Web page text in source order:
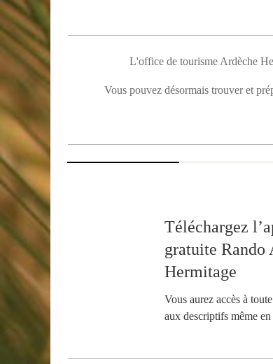
L'office de tourisme Ardèche
Vous pouvez désormais trouver et
Téléchargez
gratuite Rando
Hermitage
Vous aurez accès à
aux descriptifs même